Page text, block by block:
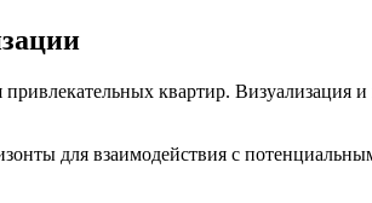
квартир. Визуализация
для взаимодействия с